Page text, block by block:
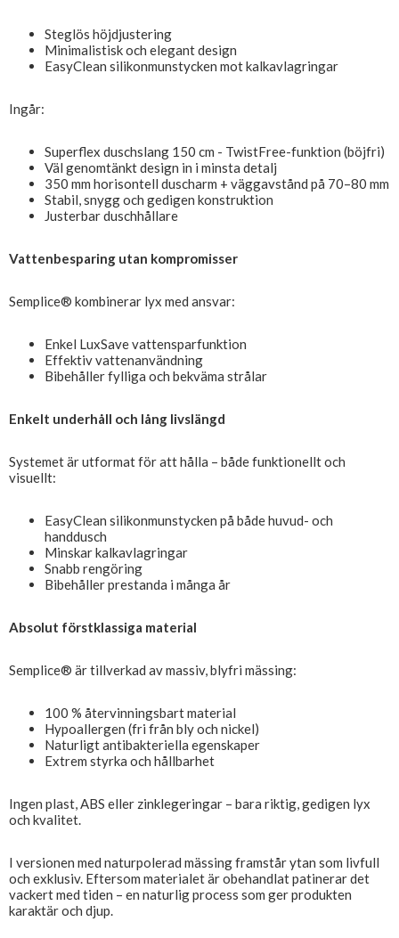
Steglös höjdjustering
Minimalistisk och elegant design
EasyClean silikonmunstycken mot kalkavlagringar
Ingår:
Superflex duschslang 150 cm - TwistFree-funktion (böjfri)
Väl genomtänkt design in i minsta detalj
350 mm horisontell duscharm + väggavstånd på 70–80 mm
Stabil, snygg och gedigen konstruktion
Justerbar duschhållare
Vattenbesparing utan kompromisser
Semplice® kombinerar lyx med ansvar:
Enkel LuxSave vattensparfunktion
Effektiv vattenanvändning
Bibehåller fylliga och bekväma strålar
Enkelt underhåll och lång livslängd
Systemet är utformat för att hålla – både funktionellt och
visuellt:
EasyClean silikonmunstycken på både huvud- och
handdusch
Minskar kalkavlagringar
Snabb rengöring
Bibehåller prestanda i många år
Absolut förstklassiga material
Semplice® är tillverkad av massiv, blyfri mässing:
100 % återvinningsbart material
Hypoallergen (fri från bly och nickel)
Naturligt antibakteriella egenskaper
Extrem styrka och hållbarhet
Ingen plast, ABS eller zinklegeringar – bara riktig, gedigen lyx
och kvalitet.
I versionen med naturpolerad mässing framstår ytan som livfull
och exklusiv. Eftersom materialet är obehandlat patinerar det
vackert med tiden – en naturlig process som ger produkten
karaktär och djup.